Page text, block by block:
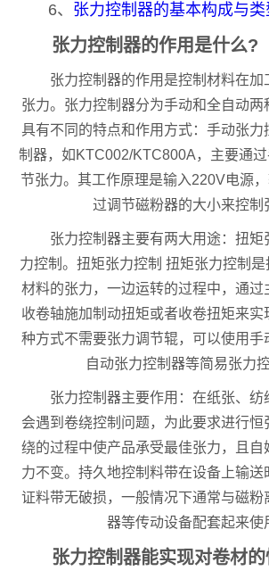
6、 张力控制器的基本构成与类
张力控制器的作用是什么?
张力控制器的作用是控制材料在加
张力。张力控制器分为手动和全自动两
具有不同的特点和作用方式：手动张力
制器，如KTC002/KTC800A，主要通
节张力。其工作原理是输入220V电源
过调节磁粉器的大小来控制
张力控制器主要有两大用途：扭矩
力控制。扭矩张力控制 扭矩张力控制
材料的张力，一边运转的过程中，通过
收卷轴施加制动扭矩或者收卷扭矩来实
种方式不需要张力调节辊，可以使用手
自动张力控制器等简易张力控
张力控制器主要作用：在纸张、纺
会遇到卷绕控制问题，为此要求进行恒
绕的过程中使产品承受最佳张力，且自
力不变。持久地控制料带在设备上输送
证料带无破损，一般情况下通常与磁粉
器等传动设备配套起来使
张力控制器能实现对卷材